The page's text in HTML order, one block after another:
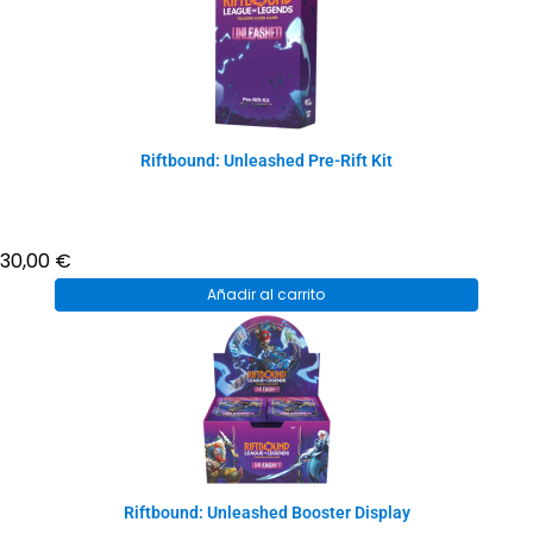
Riftbound: Unleashed Pre-Rift Kit
30,00 €
Añadir al carrito
Riftbound: Unleashed Booster Display